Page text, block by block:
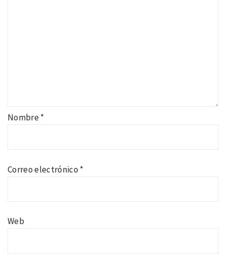
Nombre*
Correo electrónico *
Web